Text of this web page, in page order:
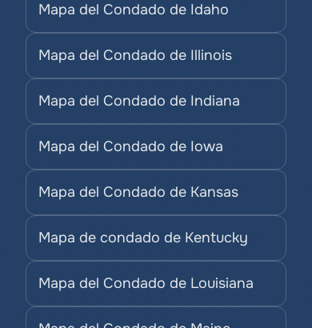
Mapa del Condado de Idaho
Mapa del Condado de Illinois
Mapa del Condado de Indiana
Mapa del Condado de Iowa
Mapa del Condado de Kansas
Mapa de condado de Kentucky
Mapa del Condado de Louisiana